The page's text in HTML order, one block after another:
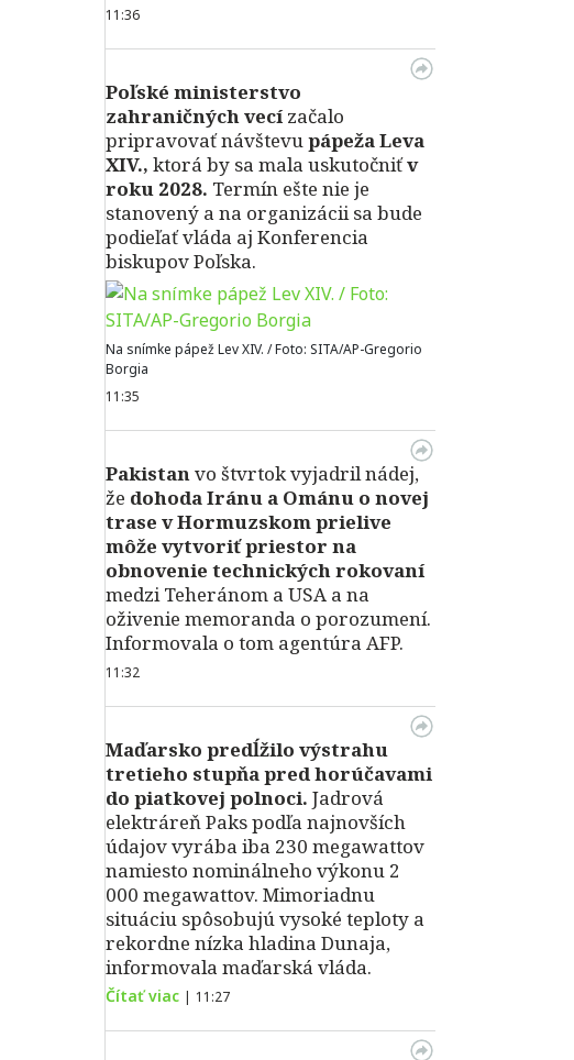
11:36
Poľské ministerstvo
zahraničných vecí začalo
pripravovať návštevupápeža Leva
XIV., ktorá by sa mala uskutočniťv
roku 2028. Termín ešte nie je
stanovený a na organizácii sa bude
podieľať vláda aj Konferencia
biskupov Poľska.
Na snímke pápež Lev XIV. / Foto: SITA/AP-Gregorio
Borgia
11:35
Pakistanvo štvrtok vyjadril nádej,
že dohoda Iránu a Ománu o novej
trase v Hormuzskom prielive
môže vytvoriť priestor na
obnovenie technických rokovaní
medzi Teheránom a USA a na
oživenie memoranda o porozumení.
Informovala o tom agentúra AFP.
11:32
Maďarsko predĺžilo výstrahu
tretieho stupňa pred horúčavami
do piatkovej polnoci. Jadrová
elektráreň Paks podľa najnovších
údajov vyrába iba 230 megawattov
namiesto nominálneho výkonu 2
000 megawattov. Mimoriadnu
situáciu spôsobujú vysoké teploty a
rekordne nízka hladina Dunaja,
informovala maďarská vláda.
Čítať viac | 11:27